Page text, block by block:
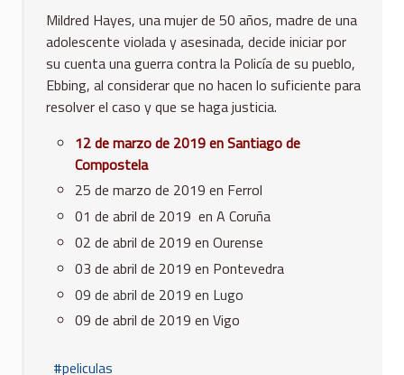
Mildred Hayes, una mujer de 50 años, madre de una
adolescente violada y asesinada, decide iniciar por
su cuenta una guerra contra la Policía de su pueblo,
Ebbing, al considerar que no hacen lo suficiente para
resolver el caso y que se haga justicia.
12 de marzo de 2019 en Santiago de
Compostela
25 de marzo de 2019 en Ferrol
01 de abril de 2019 en A Coruña
02 de abril de 2019 en Ourense
03 de abril de 2019 en Pontevedra
09 de abril de 2019 en Lugo
09 de abril de 2019 en Vigo
peliculas